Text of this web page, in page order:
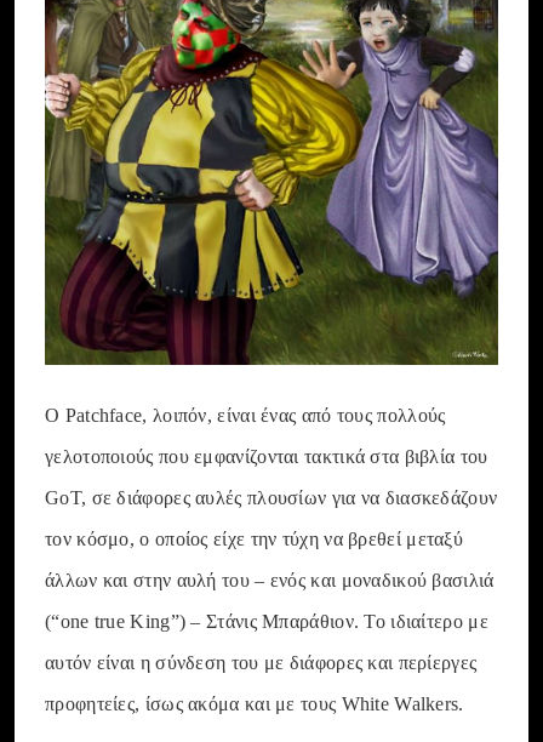
Ο Patchface, λοιπόν, είναι ένας από τους πολλούς
γελοτοποιούς που εμφανίζονται τακτικά στα βιβλία του
GoT, σε διάφορες αυλές πλουσίων για να διασκεδάζουν
τον κόσμο, ο οποίος είχε την τύχη να βρεθεί μεταξύ
άλλων και στην αυλή του – ενός και μοναδικού βασιλιά
(“one true King”) – Στάνις Μπαράθιον. Το ιδιαίτερο με
αυτόν είναι η σύνδεση του με διάφορες και περίεργες
προφητείες, ίσως ακόμα και με τους White Walkers.